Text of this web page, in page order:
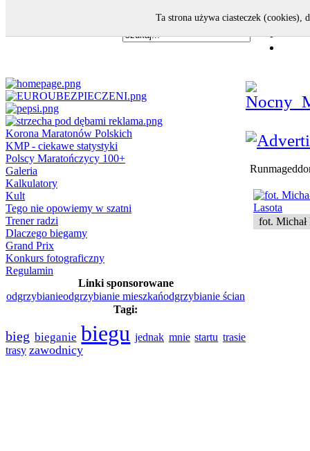
Korona Maratonów Polskich
KMP - ciekawe statystyki
Polscy Maratończycy 100+
Galeria
Kalkulatory
Kult
Tego nie opowiemy w szatni
Trener radzi
Dlaczego biegamy
Grand Prix
Konkurs fotograficzny
Regulamin
Linki sponsorowane
odgrzybianieodgrzybianie mieszkańodgrzybianie ścian
Tagi:
bieg bieganie biegu jednak mnie startu trasie
trasy zawodnicy
fot. Michał
Ta strona używa ciasteczek (cookies),